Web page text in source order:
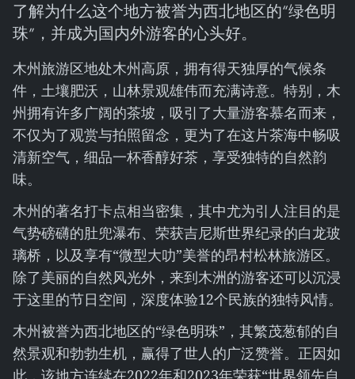
了解为什么这个地方被誉为西北地区的“绿色明
珠”，并成为国内外游客的心头好。
木州旅游区地处木州高原，拥有得天独厚的气候条
件，土壤肥沃，山林景观雄伟而充满诗意。特别，木
州拥有许多广阔的茶坡，吸引了大量游客慕名而来，
不仅为了观赏与拍照留念，更为了在这片茶海中畅吸
清新空气，细品一杯香醇好茶，享受独特的自然韵
味。
木州的著名打卡点相当密集，其中尤为引人注目的是
气势磅礴的肚兜瀑布、荣获吉尼斯世界纪录的白龙玻
璃桥，以及享有“微型大叻”美誉的昂村松林旅游区。
除了美丽的自然风光外，来到木洲的游客还可以沉浸
于这里的节日空间，深度体验12个民族的独特风情。
木州被誉为西北地区的“绿色明珠”，其繁茂葱郁的自
然景观和勃勃生机，赢得了世人的广泛赞誉。正因如
此，该地方连续在2022年和2023年荣获“世界领先自